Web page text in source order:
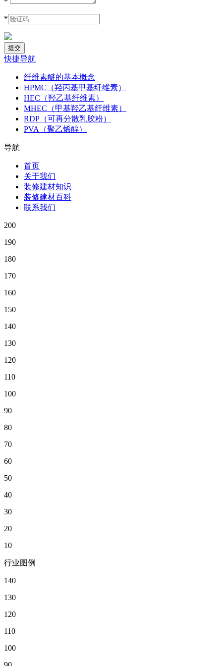
*
快捷导航
纤维素醚的基本概念
HPMC（羟丙基甲基纤维素）
HEC（羟乙基纤维素）
MHEC（甲基羟乙基纤维素）
RDP（可再分散乳胶粉）
PVA（聚乙烯醇）
导航
首页
关于我们
装修建材知识
装修建材百科
联系我们
200
190
180
170
160
150
140
130
120
110
100
90
80
70
60
50
40
30
20
10
行业图例
140
130
120
110
100